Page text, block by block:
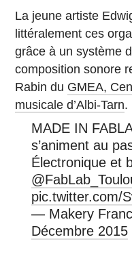
La jeune artiste
littéralement ces
grâce à un système
composition sonore
Rabin du GMEA,
musicale d’Albi-Tarn.
MADE IN
s’animent au
Électronique et
pic.twitter.com/
— Makery
Décembre 2015